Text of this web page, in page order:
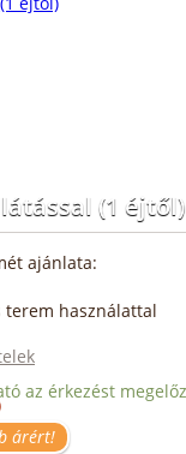
(1 éjtől)
ajánlata:
használattal
az érkezést
árért!